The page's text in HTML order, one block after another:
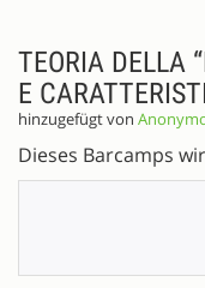
TEORIA DELLA
E
hinzugefügt von
Dieses Barcamps